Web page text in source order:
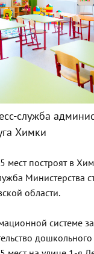
служба
Химки
мест построят в
Министерства
области.
системе